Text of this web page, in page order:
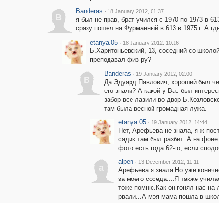
B
Banderas · 18 January 2012, 01:37
я был не прав, брат учился с 1970 по 1973 в
сразу пошел на Фурманный в 613 в 1975 г. А
etanya.05 · 18 January 2012, 10:16
Б.Харитоньевский, 13, соседний со
преподавал физ-ру?
B
Banderas · 19 January 2012, 02:00
Да Эдуард Павлович, хороший был
его знали? А какой у Вас был
забор все лазили во двор
там была весной громадная лужа.
etanya.05 · 19 January 2012, 14:44
Нет, Арефьева не знала, я ж
садик там был разбит. А на фоне
фото есть года 62-го, если
a
alpen · 13 December 2012, 11:11
Арефьева я знала.Но уже
за моего соседа....Я также
тоже помню.Как он гонял нас на
рвали...А моя мама пошла в